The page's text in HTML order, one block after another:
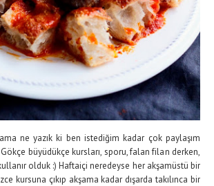
ama ne yazık ki ben istediğim kadar çok paylaşım
büyüdükçe kursları, sporu, falan filan derken,
olduk :) Haftaiçi neredeyse her akşamüstü bir
kursuna çıkıp akşama kadar dışarda takılınca bir